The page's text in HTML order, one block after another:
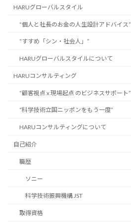
HARUグローバルスタイル
“個人と社長のお金の人生設計アドバイス”
“すすめ「シン・社会人」”
HARUグローバルスタイルについて
HARUコンサルティング
“顧客視点 x 現場起点 のビジネスサポート”
“科学技術立国ニッポンをもう一度”
HARUコンサルティングについて
自己紹介
職歴
ソニー
科学技術振興機構 JST
取得資格